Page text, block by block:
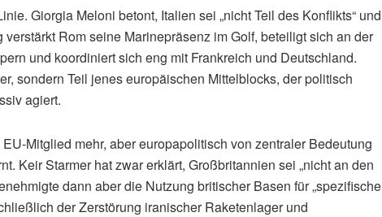
Giorgia Meloni betont, Italien sei „nicht Teil des Konflikts“ und
Rom seine Marinepräsenz im Golf, beteiligt sich an der
und koordiniert sich eng mit Frankreich und Deutschland.
sondern Teil jenes europäischen Mittelblocks, der politisch
agiert.
Mitglied mehr, aber europapolitisch von zentraler Bedeutung
Keir Starmer hat zwar erklärt, Großbritannien sei „nicht an den
dann aber die Nutzung britischer Basen für „spezifische
der Zerstörung iranischer Raketenlager und